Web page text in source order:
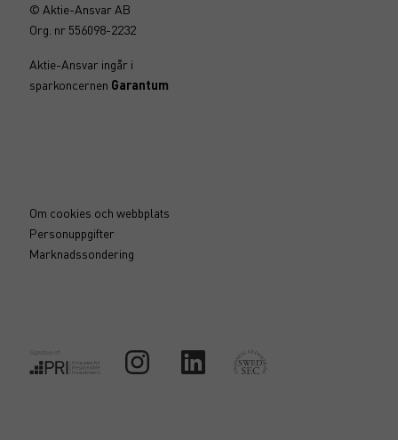
© Aktie-Ansvar AB
Org. nr 556098-2232
Aktie-Ansvar ingår i
sparkoncernen Garantum
Om cookies och webbplats
Personuppgifter
Marknadssondering